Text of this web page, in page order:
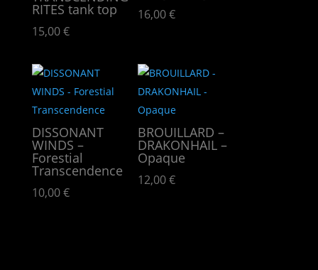
RITES tank top
15,00€
16,00€
DISSONANT
WINDS –
Forestial
Transcendence
10,00€
BROUILLARD –
DRAKONHAIL –
Opaque
12,00€